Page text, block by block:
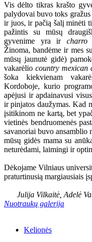
Vis dėlto tikras krašto
palydovai buvo toks
ir juos, ir pačią šalį minėti
pažintis su mūsų
gyvenime yra ircharro
Žinoma, bandėme ir mes
mūsų jaunutė gidė)
vakarėlio country mexican
šoka kiekvienam
Kordoboje, kurio
apėjusi ir apdainavusi
ir pinjatos daužymas. Kad
įsitikinom ne kartą, bet
vietinės bendruomenės
savanoriai buvo ansamblio
mūsų gidės mama su
neturėdami, laimingi ir
Dėkojame Vilniaus
praturtinusią margiausiais
Julija Vilkaitė, Adelė
Nuotraukų galerija
Kelionės